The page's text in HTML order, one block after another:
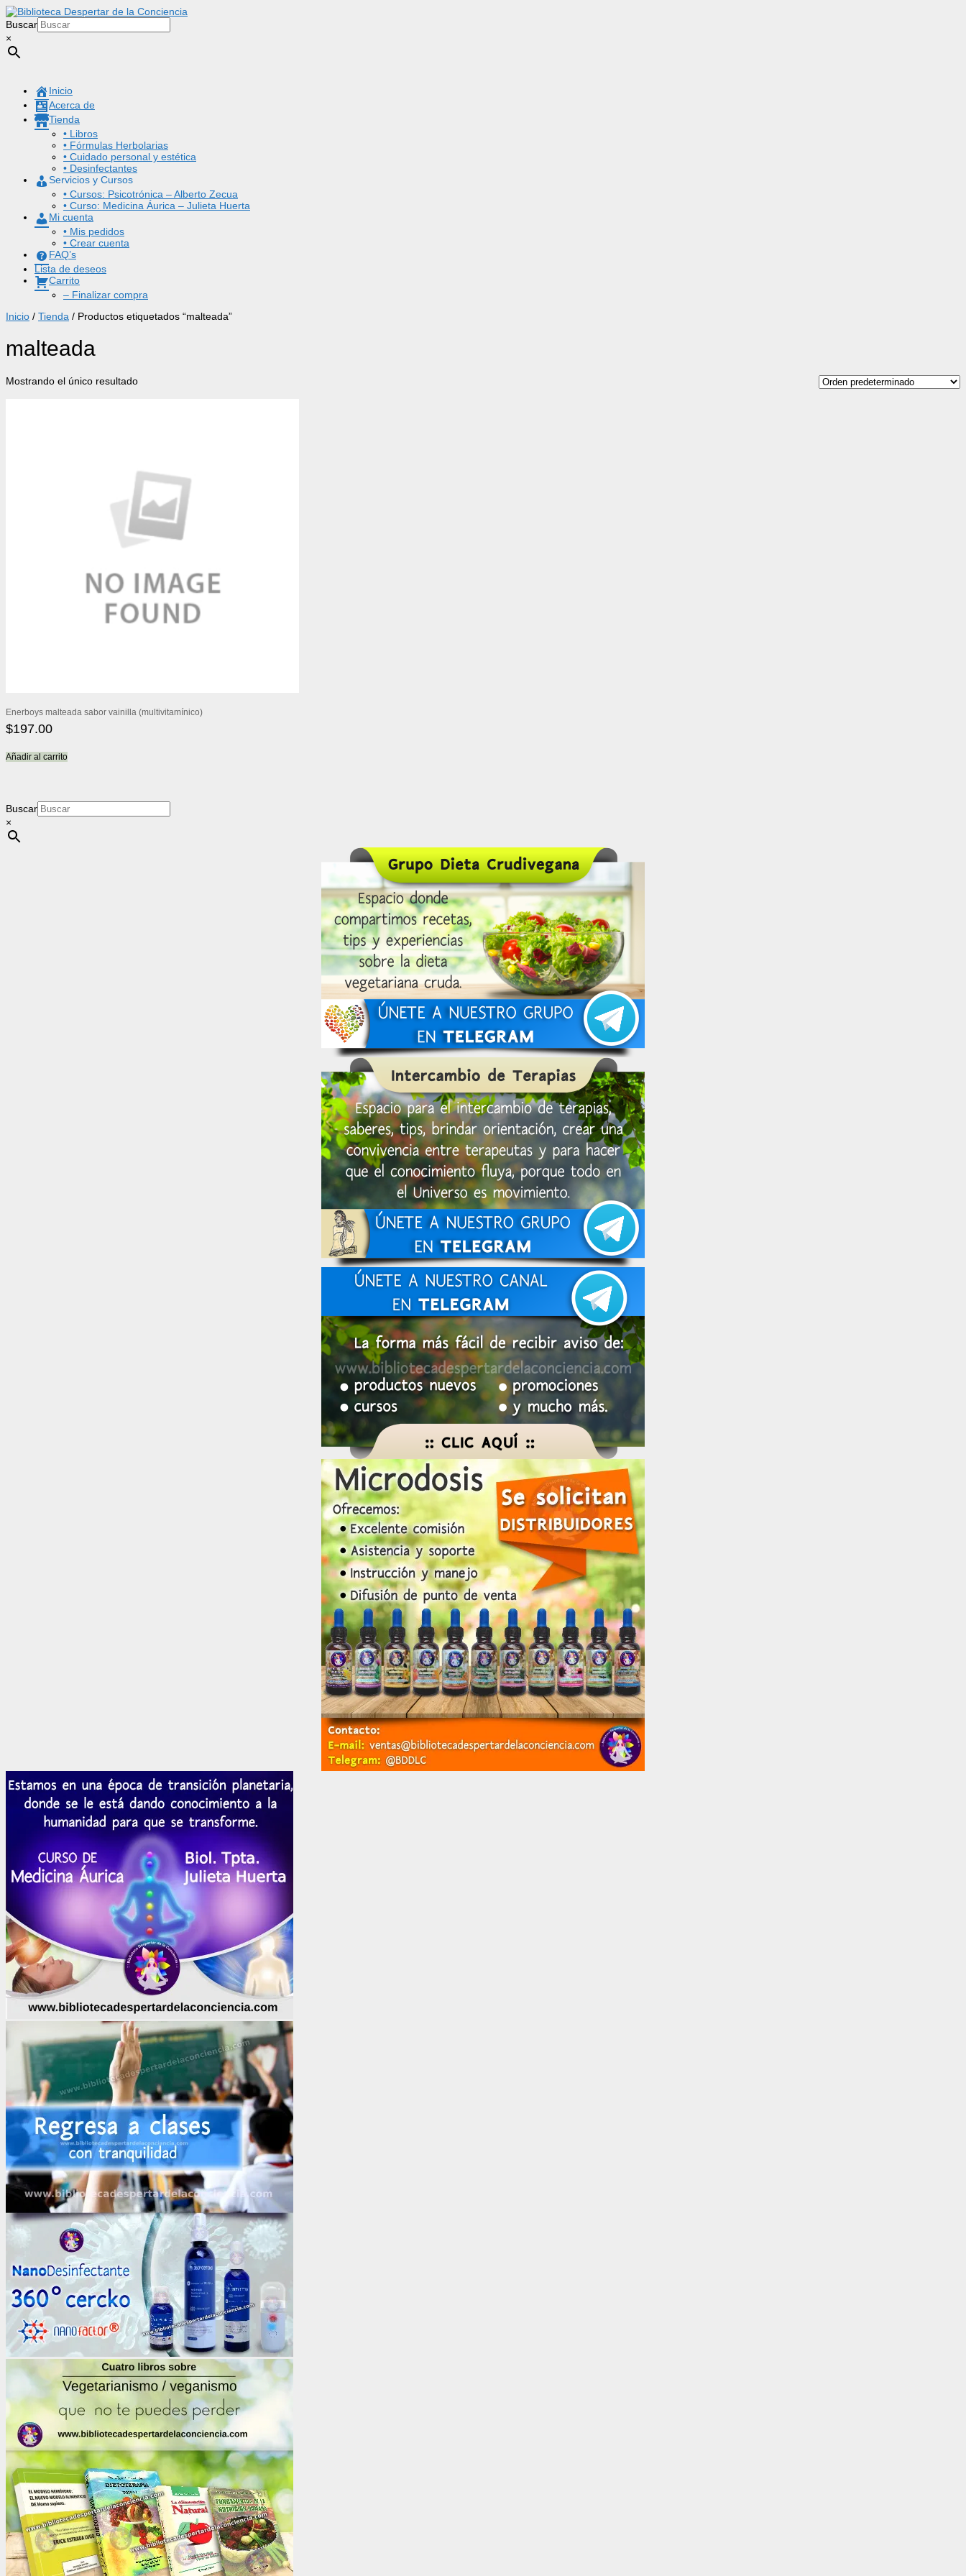
Buscar
×
Inicio
Acerca de
Tienda
• Libros
• Fórmulas Herbolarias
• Cuidado personal y estética
• Desinfectantes
Servicios y Cursos
• Cursos: Psicotrónica – Alberto Zecua
• Curso: Medicina Áurica – Julieta Huerta
Mi cuenta
• Mis pedidos
• Crear cuenta
FAQ’s
Lista de deseos
Carrito
– Finalizar compra
Inicio / Tienda / Productos etiquetados “malteada”
malteada
Mostrando el único resultado
Enerboys malteada sabor vainilla (multivitamínico)
$197.00
Añadir al carrito
Buscar
×